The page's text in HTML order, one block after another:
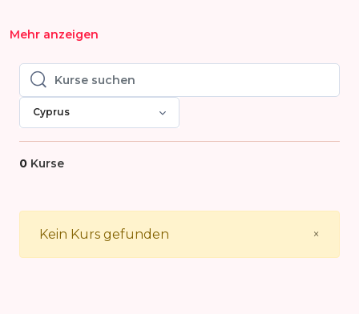
Mehr anzeigen
Kurse suchen
Kurse suchen
Cyprus
0 Kurse
×
Kein Kurs gefunden